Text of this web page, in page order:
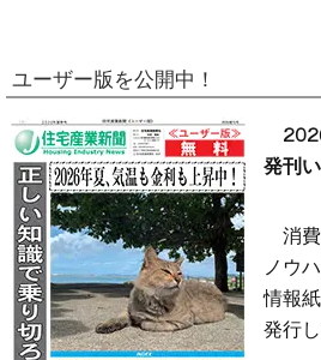
ユーザー版を公開中！
発刊
消
ノウ
情報
発行